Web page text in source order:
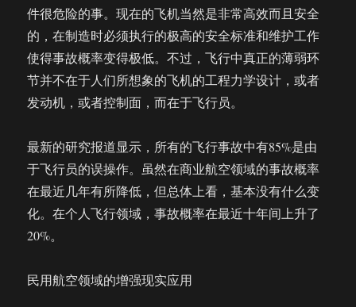
件很危险的事。现在的飞机当然是非常高效而且安全
的，在制造时必须执行的极高的安全标准和维护工作
使得事故概率变得极低。不过，飞行中真正的薄弱环
节并不在于人们所想象的飞机的工程力学设计，或者
发动机，或者控制面，而在于飞行员。
最新的研究报道显示，所有的飞行事故中有85%是由
于飞行员的误操作。虽然在商业航空领域的事故概率
在最近几年有所降低，但总体上看，基本没有什么变
化。在个人飞行领域，事故概率在最近十年间上升了
20%。
民用航空领域的增强现实应用